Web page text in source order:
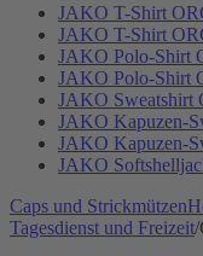
JAKO T-Shirt
JAKO T-Shirt
JAKO Polo-Shirt
JAKO Polo-Shirt
JAKO Sweatshirt
JAKO Kapuzen-
JAKO Kapuzen-
JAKO
Caps und Strickmützen
Tagesdienst und Freizeit/